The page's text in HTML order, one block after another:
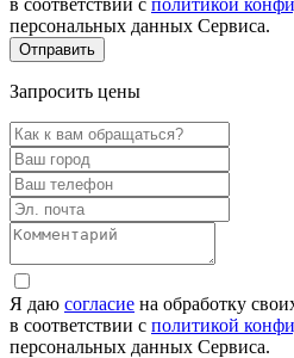
в соответствии с политикой
персональных данных Сервиса.
Запросить цены
Я даю согласие на обработку
в соответствии с политикой
персональных данных Сервиса.